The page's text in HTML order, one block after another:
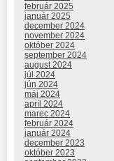
február 2025
január 2025
december 2024
november 2024
október 2024
september 2024
august 2024
júl 2024
jún 2024
máj 2024
apríl 2024
marec 2024
február 2024
január 2024
december 2023
október 2023